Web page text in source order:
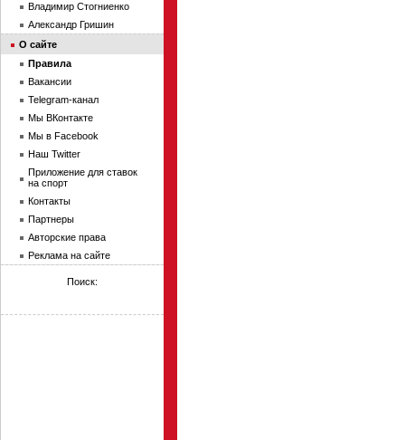
Владимир Стогниенко
Александр Гришин
О сайте
Правила
Вакансии
Telegram-канал
Мы ВКонтакте
Мы в Facebook
Наш Twitter
Приложение для ставок
на спорт
Контакты
Партнеры
Авторские права
Реклама на сайте
Поиск: